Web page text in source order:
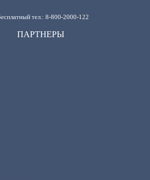
тел.: 8-800-2000-122
ПАРТНЕРЫ